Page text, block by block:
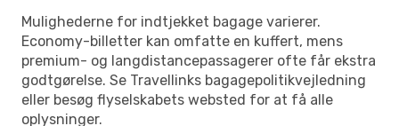
Mulighederne for indtjekket bagage varierer.
Economy-billetter kan omfatte en kuffert, mens
premium- og langdistancepassagerer ofte får ekstra
godtgørelse. Se Travellinks bagagepolitikvejledning
eller besøg flyselskabets websted for at få alle
oplysninger.